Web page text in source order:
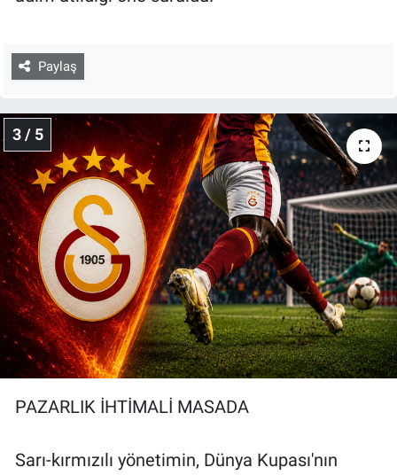
Paylaş
3 / 5
PAZARLIK İHTİMALİ MASADA
Sarı-kırmızılı yönetimin, Dünya Kupası'nın